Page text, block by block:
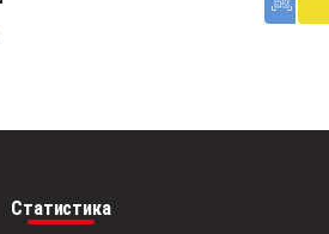
Статистика